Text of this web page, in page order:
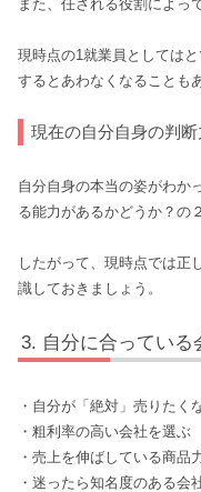
また、任される役割によっ
現時点の1就業員としては
するとあわなくなることも
現在の自分自身の判
自分自身の本当の姿がわか
る能力があるかどうか？の
したがって、現時点では正
識しておきましょう。
自分に合っている
・自分が「絶対」売りたく
・粗利率の高い会社を選ぶ
・売上を伸ばしている商品
・迷ったら知名度のある会